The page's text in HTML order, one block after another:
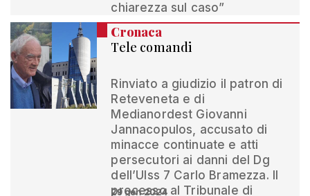
chiarezza sul caso”
Cronaca
Tele comandi
Rinviato a giudizio il patron di
Reteveneta e di
Medianordest Giovanni
Jannacopulos, accusato di
minacce continuate e atti
persecutori ai danni del Dg
dell’Ulss 7 Carlo Bramezza. Il
processo al Tribunale di
29 gen 2024